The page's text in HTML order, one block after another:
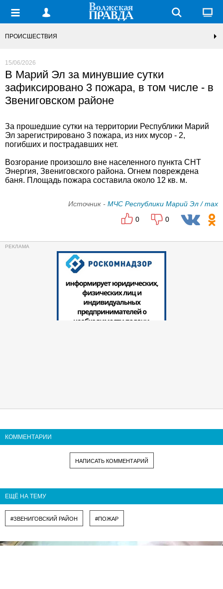
ПРОИСШЕСТВИЯ
15/06/2026
В Марий Эл за минувшие сутки
зафиксировано 3 пожара, в том числе - в
Звениговском районе
За прошедшие сутки на территории Республики Марий
Эл зарегистрировано 3 пожара, из них мусор - 2,
погибших и пострадавших нет.
Возгорание произошло вне населенного пункта СНТ
Энергия, Звениговского района. Огнем повреждена
баня. Площадь пожара составила около 12 кв. м.
Источник - МЧС Республики Марий Эл / max
0
0
КОММЕНТАРИИ
НАПИСАТЬ КОММЕНТАРИЙ
ЕЩЁ НА ТЕМУ
#ЗВЕНИГОВСКИЙ РАЙОН #ПОЖАР